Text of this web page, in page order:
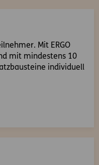
Mit ERGO
mit mindestens 10
individuell